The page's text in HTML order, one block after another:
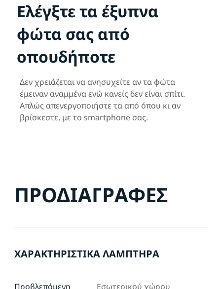
Ελέγξτε τα έξυπνα
φώτα σας από
οπουδήποτε
Δεν χρειάζεται να ανησυχείτε αν τα φώτα
έμειναν αναμμένα ενώ κανείς δεν είναι σπίτι.
Απλώς απενεργοποιήστε τα από όπου κι αν
βρίσκεστε, με το smartphone σας.
ΠΡΟΔΙΑΓΡΑΦΈΣ
ΧΑΡΑΚΤΗΡΙΣΤΙΚΆ ΛΑΜΠΤΉΡΑ
Προβλεπόμενη
Εσωτερικού χώρου